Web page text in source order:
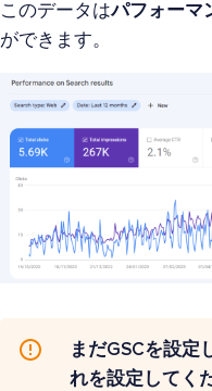
このデータはパフォーマ
ができます。
まだGSCを設定
れを設定してく